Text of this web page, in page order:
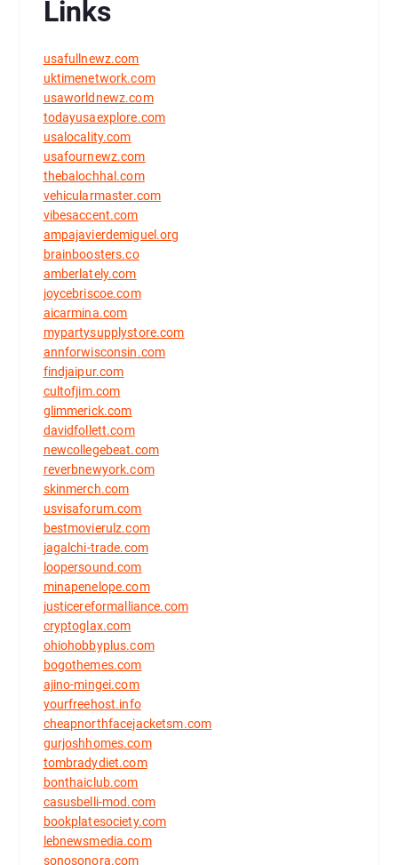
Links
usafullnewz.com
uktimenetwork.com
usaworldnewz.com
todayusaexplore.com
usalocality.com
usafournewz.com
thebalochhal.com
vehicularmaster.com
vibesaccent.com
ampajavierdemiguel.org
brainboosters.co
amberlately.com
joycebriscoe.com
aicarmina.com
mypartysupplystore.com
annforwisconsin.com
findjaipur.com
cultofjim.com
glimmerick.com
davidfollett.com
newcollegebeat.com
reverbnewyork.com
skinmerch.com
usvisaforum.com
bestmovierulz.com
jagalchi-trade.com
loopersound.com
minapenelope.com
justicereformalliance.com
cryptoglax.com
ohiohobbyplus.com
bogothemes.com
ajino-mingei.com
yourfreehost.info
cheapnorthfacejacketsm.com
gurjoshhomes.com
tombradydiet.com
bonthaiclub.com
casusbelli-mod.com
bookplatesociety.com
lebnewsmedia.com
sonosonora.com